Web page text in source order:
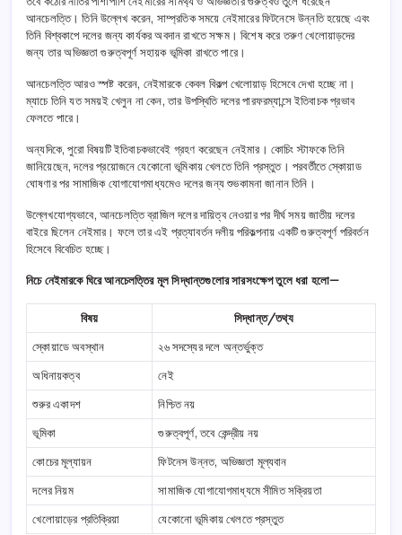
আনচেলত্তি। তিনি উল্লেখ করেন, সাম্প্রতিক সময়ে নেইমারের ফিটনেসে উন্নতি হয়েছে এবং
তিনি বিশ্বকাপে দলের জন্য কার্যকর অবদান রাখতে সক্ষম। বিশেষ করে তরুণ খেলোয়াড়দের
জন্য তার অভিজ্ঞতা গুরুত্বপূর্ণ সহায়ক ভূমিকা রাখতে পারে।
আনচেলত্তি আরও স্পষ্ট করেন, নেইমারকে কেবল বিকল্প খেলোয়াড় হিসেবে দেখা হচ্ছে না।
ম্যাচে তিনি যত সময়ই খেলুন না কেন, তার উপস্থিতি দলের পারফরম্যান্সে ইতিবাচক প্রভাব
ফেলতে পারে।
অন্যদিকে, পুরো বিষয়টি ইতিবাচকভাবেই গ্রহণ করেছেন নেইমার। কোচিং স্টাফকে তিনি
জানিয়েছেন, দলের প্রয়োজনে যেকোনো ভূমিকায় খেলতে তিনি প্রস্তুত। পরবর্তীতে স্কোয়াড
ঘোষণার পর সামাজিক যোগাযোগমাধ্যমেও দলের জন্য শুভকামনা জানান তিনি।
উল্লেখযোগ্যভাবে, আনচেলত্তি ব্রাজিল দলের দায়িত্ব নেওয়ার পর দীর্ঘ সময় জাতীয় দলের
বাইরে ছিলেন নেইমার। ফলে তার এই প্রত্যাবর্তন দলীয় পরিকল্পনায় একটি গুরুত্বপূর্ণ পরিবর্তন
হিসেবে বিবেচিত হচ্ছে।
নিচে নেইমারকে ঘিরে আনচেলত্তির মূল সিদ্ধান্তগুলোর সারসংক্ষেপ তুলে ধরা হলো—
বিষয়
সিদ্ধান্ত/তথ্য
স্কোয়াডে অবস্থান
২৬ সদস্যের দলে অন্তর্ভুক্ত
অধিনায়কত্ব
নেই
শুরুর একাদশ
নিশ্চিত নয়
ভূমিকা
গুরুত্বপূর্ণ, তবে কেন্দ্রীয় নয়
কোচের মূল্যায়ন
ফিটনেস উন্নত, অভিজ্ঞতা মূল্যবান
দলের নিয়ম
সামাজিক যোগাযোগমাধ্যমে সীমিত সক্রিয়তা
খেলোয়াড়ের প্রতিক্রিয়া
যেকোনো ভূমিকায় খেলতে প্রস্তুত